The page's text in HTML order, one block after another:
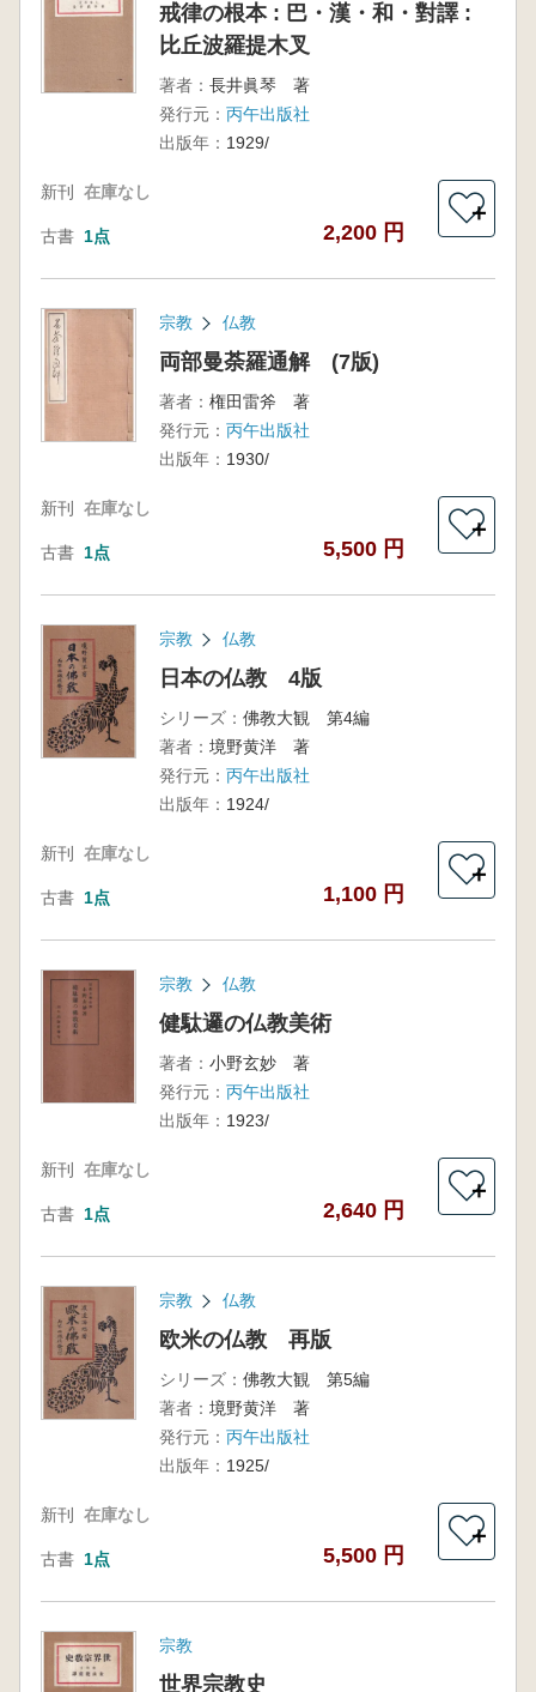
戒律の根本 : 巴・漢・和・對譯 :
比丘波羅提木叉
著者： 長井眞琴 著
発行元： 丙午出版社
出版年： 1929/
新刊 在庫なし
古書 1点 2,200 円
＋
宗教 仏教
両部曼荼羅通解 (7版)
著者： 権田雷斧 著
発行元： 丙午出版社
出版年： 1930/
新刊 在庫なし
古書 1点 5,500 円
＋
宗教 仏教
日本の仏教 4版
シリーズ： 佛教大観 第4編
著者： 境野黄洋 著
発行元： 丙午出版社
出版年： 1924/
新刊 在庫なし
古書 1点 1,100 円
＋
宗教 仏教
健駄邏の仏教美術
著者： 小野玄妙 著
発行元： 丙午出版社
出版年： 1923/
新刊 在庫なし
古書 1点 2,640 円
＋
宗教 仏教
欧米の仏教 再版
シリーズ： 佛教大観 第5編
著者： 境野黄洋 著
発行元： 丙午出版社
出版年： 1925/
新刊 在庫なし
古書 1点 5,500 円
＋
宗教
世界宗教史